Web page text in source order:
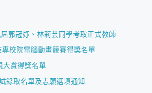
屆郭冠妤、林莉芸同學考取正式教師
專校院電腦動畫競賽得獎名單
大賞得獎名單
錄取名單及志願選填通知